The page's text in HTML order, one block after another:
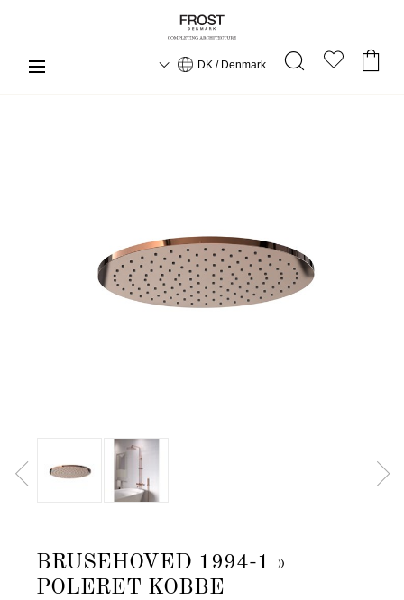
DK / Denmark
BRUSEHOVED 1994-1 »
POLERET KOBBE